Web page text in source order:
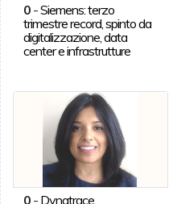
0-Siemens: terzo
trimestre record, spinto da
digitalizzazione, data
center e infrastrutture
0- Dynatrace,